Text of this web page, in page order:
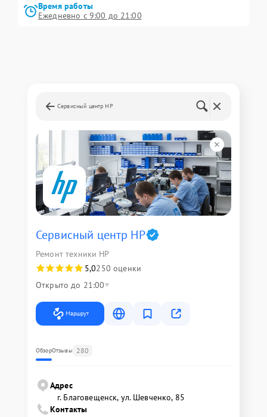
Время работы
Ежедневно с 9:00 до 21:00
Сервисный центр HP
Сервисный центр HP
Ремонт техники HP
5,0250 оценки
Открыто до 21:00
Маршрут
ОбзорОтзывы 280
Адрес
г. Благовещенск, ул. Шевченко, 85
Контакты